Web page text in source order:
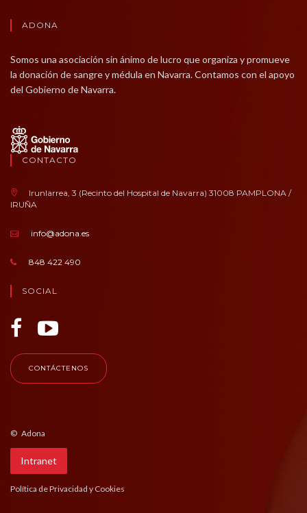
ADONA
Somos una asociación sin ánimo de lucro que organiza y promueve
la donación de sangre y médula en Navarra. Contamos con el apoyo
del Gobierno de Navarra.
CONTACTO
Irunlarrea, 3 (Recinto del Hospital de Navarra) 31008 PAMPLONA /
IRUÑA
info@adona.es
848 422 490
SOCIAL
CONTÁCTENOS
© Adona
Intranet
Política de Privacidad y Cookies